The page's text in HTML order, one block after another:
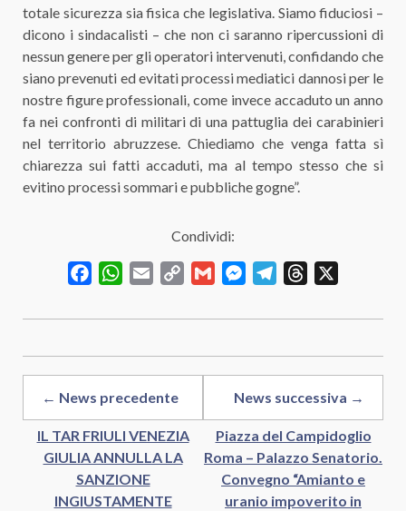
totale sicurezza sia fisica che legislativa. Siamo fiduciosi –
dicono i sindacalisti – che non ci saranno ripercussioni di
nessun genere per gli operatori intervenuti, confidando che
siano prevenuti ed evitati processi mediatici dannosi per le
nostre figure professionali, come invece accaduto un anno
fa nei confronti di militari di una pattuglia dei carabinieri
nel territorio abruzzese. Chiediamo che venga fatta sì
chiarezza sui fatti accaduti, ma al tempo stesso che si
evitino processi sommari e pubbliche gogne”.
Condividi:
FacebookWhatsApp
Email
Copy
Gmail MessengerTelegramThreads
← News precedente
IL TAR FRIULI VENEZIA
GIULIA ANNULLA LA
SANZIONE
INGIUSTAMENTE
News successiva →
Piazza del Campidoglio
Roma – Palazzo Senatorio.
Convegno “Amianto e
uranio impoverito in